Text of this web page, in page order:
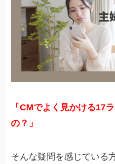
「CMでよく見かける17
の？」
そんな疑問を感じている